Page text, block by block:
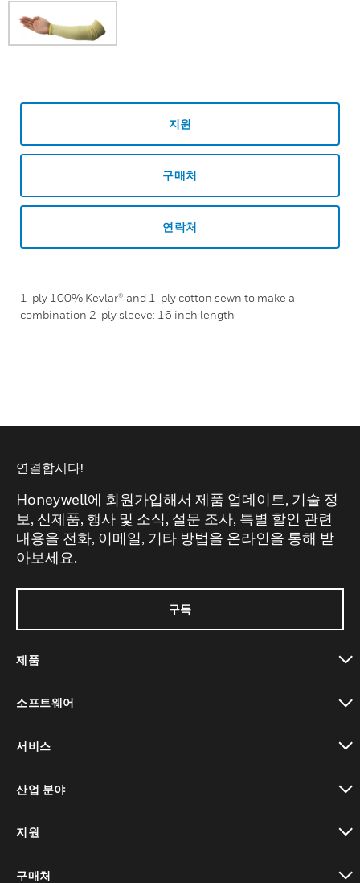
지원
구매처
연락처
1-ply 100% Kevlar® and 1-ply cotton sewn to make a
combination 2-ply sleeve: 16 inch length
연결합시다!
Honeywell에 회원가입해서 제품 업데이트, 기술 정
보, 신제품, 행사 및 소식, 설문 조사, 특별 할인 관련
내용을 전화, 이메일, 기타 방법을 온라인을 통해 받
아보세요.
구독
제품
소프트웨어
서비스
산업 분야
지원
구매처